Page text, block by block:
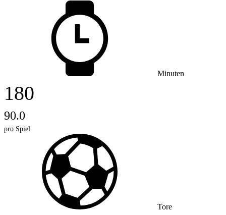
Minuten
180
90.0
pro Spiel
Tore